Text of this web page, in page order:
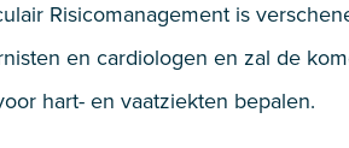
Risicomanagement is
en cardiologen en zal de
hart- en vaatziekten bepalen.